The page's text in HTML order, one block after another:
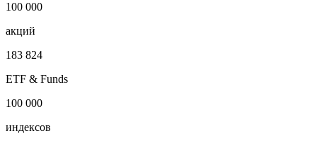
100 000
акций
183 824
ETF & Funds
100 000
индексов